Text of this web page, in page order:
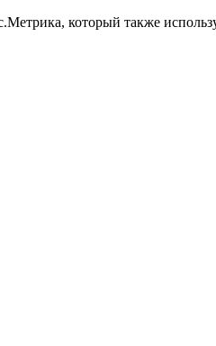
который также